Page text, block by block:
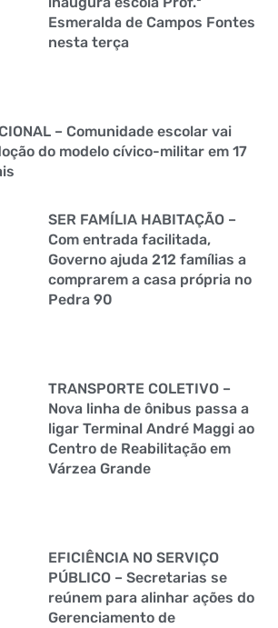
Esmeralda de Campos Fontes
nesta terça
– Comunidade escolar vai
do modelo cívico-militar em 17
SER FAMÍLIA HABITAÇÃO –
Com entrada facilitada,
Governo ajuda 212 famílias a
comprarem a casa própria no
Pedra 90
TRANSPORTE COLETIVO –
Nova linha de ônibus passa a
ligar Terminal André Maggi ao
Centro de Reabilitação em
Várzea Grande
EFICIÊNCIA NO SERVIÇO
PÚBLICO – Secretarias se
reúnem para alinhar ações do
Gerenciamento de